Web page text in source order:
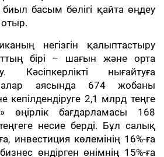
биыл басым бөлігі қайта өңдеу
отыр.
негізгін қалыптастыру
бірі – шағын және орта
Кәсіпкерлікті нығайтуға
аясында 674 жобаны
кепілдендіруге 2,1 млрд теңге
өңірлік бағдарламасы 168
несие берді. Бұл салық
инвестиция көлемінің 16%-ға
өндірген өнімнің 15%-ға